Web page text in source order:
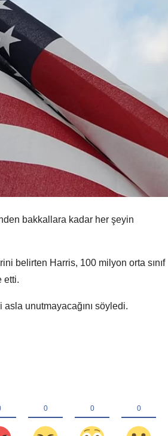
bakkallara kadar her şeyin
belirten Harris, 100 milyon orta sınıf
etti.
unutmayacağını söyledi.